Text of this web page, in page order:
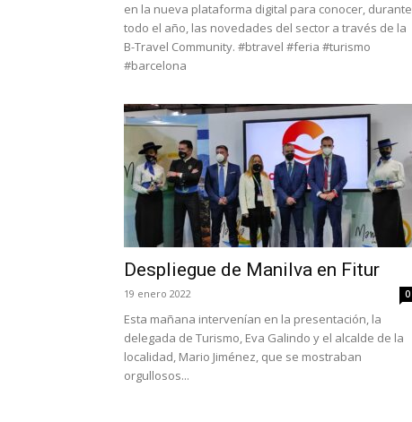
en la nueva plataforma digital para conocer, durante
todo el año, las novedades del sector a través de la
B-Travel Community. #btravel #feria #turismo
#barcelona
Despliegue de Manilva en Fitur
19 enero 2022 0
Esta mañana intervenían en la presentación, la
delegada de Turismo, Eva Galindo y el alcalde de la
localidad, Mario Jiménez, que se mostraban
orgullosos...